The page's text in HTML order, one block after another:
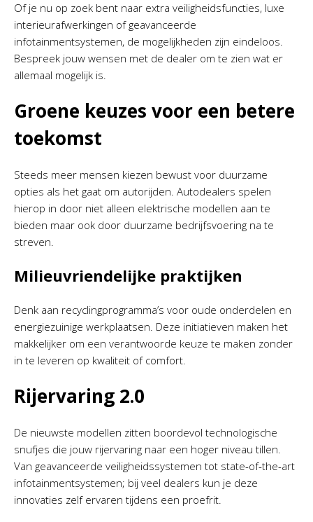
Of je nu op zoek bent naar extra veiligheidsfuncties, luxe
interieurafwerkingen of geavanceerde
infotainmentsystemen, de mogelijkheden zijn eindeloos.
Bespreek jouw wensen met de dealer om te zien wat er
allemaal mogelijk is.
Groene keuzes voor een betere
toekomst
Steeds meer mensen kiezen bewust voor duurzame
opties als het gaat om autorijden. Autodealers spelen
hierop in door niet alleen elektrische modellen aan te
bieden maar ook door duurzame bedrijfsvoering na te
streven.
Milieuvriendelijke praktijken
Denk aan recyclingprogramma’s voor oude onderdelen en
energiezuinige werkplaatsen. Deze initiatieven maken het
makkelijker om een verantwoorde keuze te maken zonder
in te leveren op kwaliteit of comfort.
Rijervaring 2.0
De nieuwste modellen zitten boordevol technologische
snufjes die jouw rijervaring naar een hoger niveau tillen.
Van geavanceerde veiligheidssystemen tot state-of-the-art
infotainmentsystemen; bij veel dealers kun je deze
innovaties zelf ervaren tijdens een proefrit.